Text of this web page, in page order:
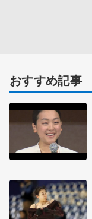
おすすめ記事